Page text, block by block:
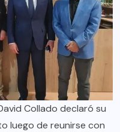
Collado declaró su
luego de reunirse con